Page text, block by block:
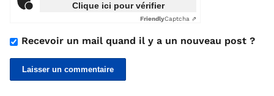
Clique ici pour vérifier
FriendlyCaptcha ⇗
Recevoir un mail quand il y a un nouveau post ?